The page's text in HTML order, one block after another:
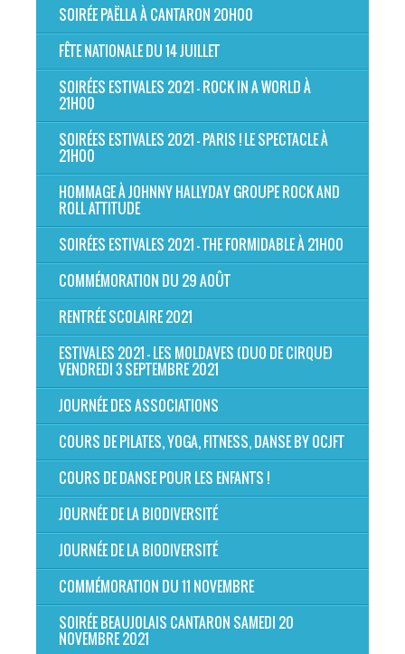
SOIRÉE PAËLLA À CANTARON 20H00
FÊTE NATIONALE DU 14 JUILLET
SOIRÉES ESTIVALES 2021 - ROCK IN A WORLD À
21H00
SOIRÉES ESTIVALES 2021 - PARIS ! LE SPECTACLE À
21H00
HOMMAGE À JOHNNY HALLYDAY GROUPE ROCK AND
ROLL ATTITUDE
SOIRÉES ESTIVALES 2021 - THE FORMIDABLE À 21H00
COMMÉMORATION DU 29 AOÛT
RENTRÉE SCOLAIRE 2021
ESTIVALES 2021 - LES MOLDAVES (DUO DE CIRQUE)
VENDREDI 3 SEPTEMBRE 2021
JOURNÉE DES ASSOCIATIONS
COURS DE PILATES, YOGA, FITNESS, DANSE BY OCJFT
COURS DE DANSE POUR LES ENFANTS !
JOURNÉE DE LA BIODIVERSITÉ
JOURNÉE DE LA BIODIVERSITÉ
COMMÉMORATION DU 11 NOVEMBRE
SOIRÉE BEAUJOLAIS CANTARON SAMEDI 20
NOVEMBRE 2021